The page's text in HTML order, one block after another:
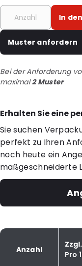
In
Muster anfordern
Bei der Anforderung
maximal2 Muster
Erhalten Sie eine
Sie suchen
perfekt zu Ihren
noch heute ein
maßgeschneiderte
Anzahl
Pro